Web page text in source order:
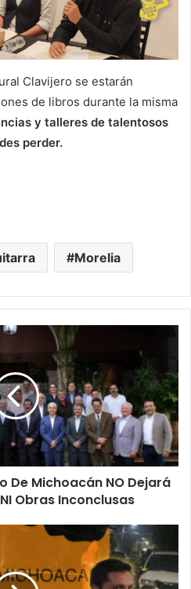
Clavijero se estarán
de libros durante la misma
y talleres de talentosos
perder.
Morelia
De Michoacán NO Dejará
Obras Inconclusas